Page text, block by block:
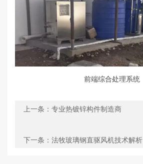
前端综合处理系统
上一条：专业热镀锌构件制造商
下一条：法牧玻璃钢直驱风机技术解析